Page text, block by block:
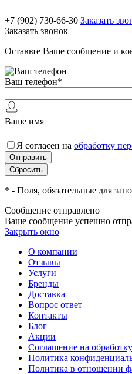
+7 (902) 730-66-30 Заказать
Заказать звонок
Оставьте Ваше сообщение и
Ваш телефон*
Ваше имя
Я согласен на обработку
* - Поля, обязательные для
Сообщение отправлено
Ваше сообщение успешно
Закрыть окно
О компании
Отзывы
Услуги
Бренды
Доставка
Вопрос ответ
Контакты
Блог
Акции
Соглашение на
Политика
Политика в отношении